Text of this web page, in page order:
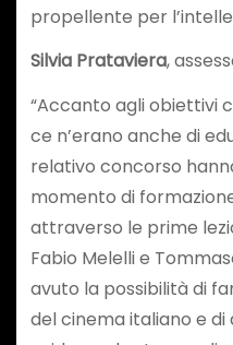
propellente per
Silvia Prataviera,
“Accanto agli obiettivi
ce n’erano anche di
relativo concorso
momento di
attraverso le prime
Fabio Melelli e
avuto la possibilità di
del cinema italiano e